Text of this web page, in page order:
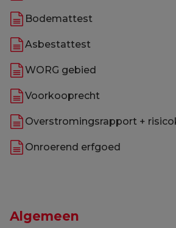
Bodemattest
Asbestattest
WORG gebied
Voorkooprecht
Overstromingsrapport +
Onroerend erfgoed
Algemeen